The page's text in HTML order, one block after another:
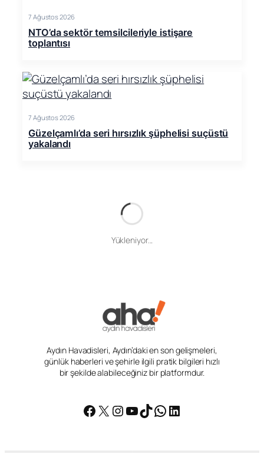
7 Ağustos 2026
NTO’da sektör temsilcileriyle istişare
toplantısı
7 Ağustos 2026
Güzelçamlı’da seri hırsızlık şüphelisi suçüstü
yakalandı
Aydın Haber